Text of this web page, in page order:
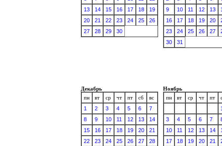
13
14 15 16 17 18
19
20
21 22 23 24 25
26
27
28 29 30
9
10 11 12 13
16
17 18 19 20
23
24 25 26 27
30
31
Декабрь
пн
вт ср чт пт сб
вс
1
2 3 4 5 6
7
8
9 10 11 12 13
14
15
16 17 18 19 20
21
22
23 24 25 26 27
28
Ноябрь
пн
вт ср чт пт
3
4 5 6 7
10
11 12 13 14
17
18 19 20 21